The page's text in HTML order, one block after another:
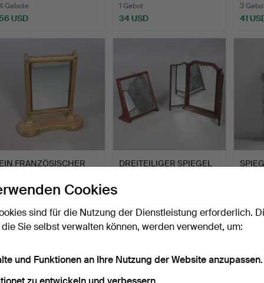
Gebote
56 USD
1 Gebot
34 USD
3
41
EIN FRANZÖSISCHER
17. Jul 2026
USD
DREITEILIGER SPIEGEL
34 USD 176
Cookies
sind für die Nutzung der Dienstleistung erforderlich.
Sie selbst verwalten können, werden verwendet, um:
und Funktionen an Ihre Nutzung der Website anzupassen.